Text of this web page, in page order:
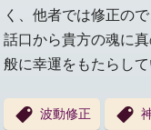
く、他者では修正の
話口から貴方の魂に
般に幸運をもたらして
波動修正